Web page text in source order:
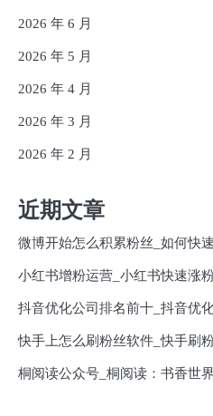
2026 年 6 月
2026 年 5 月
2026 年 4 月
2026 年 3 月
2026 年 2 月
近期文章
微博开始怎么积累粉丝_如何快
小红书增粉运营_小红书快速涨
抖音优化公司排名前十_抖音优
快手上怎么刷粉丝软件_快手刷
桐阅读公众号_桐阅读：书香世